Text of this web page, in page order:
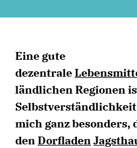
Eine gute
dezentrale
ländlichen Regionen
mich ganz besonders,
denDorfladen